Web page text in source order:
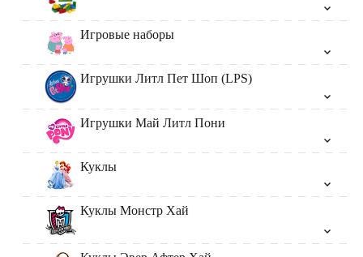
Игровые наборы
Игрушки Литл Пет Шоп (LPS)
Игрушки Май Литл Пони
Куклы
Куклы Монстр Хай